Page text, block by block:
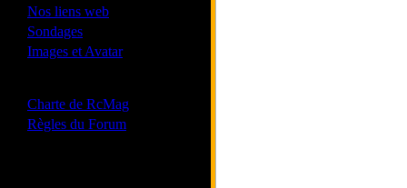
Nos liens web
Sondages
Images et Avatar
Charte de RcMag
Règles du Forum